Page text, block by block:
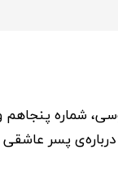
، شماره
پسر